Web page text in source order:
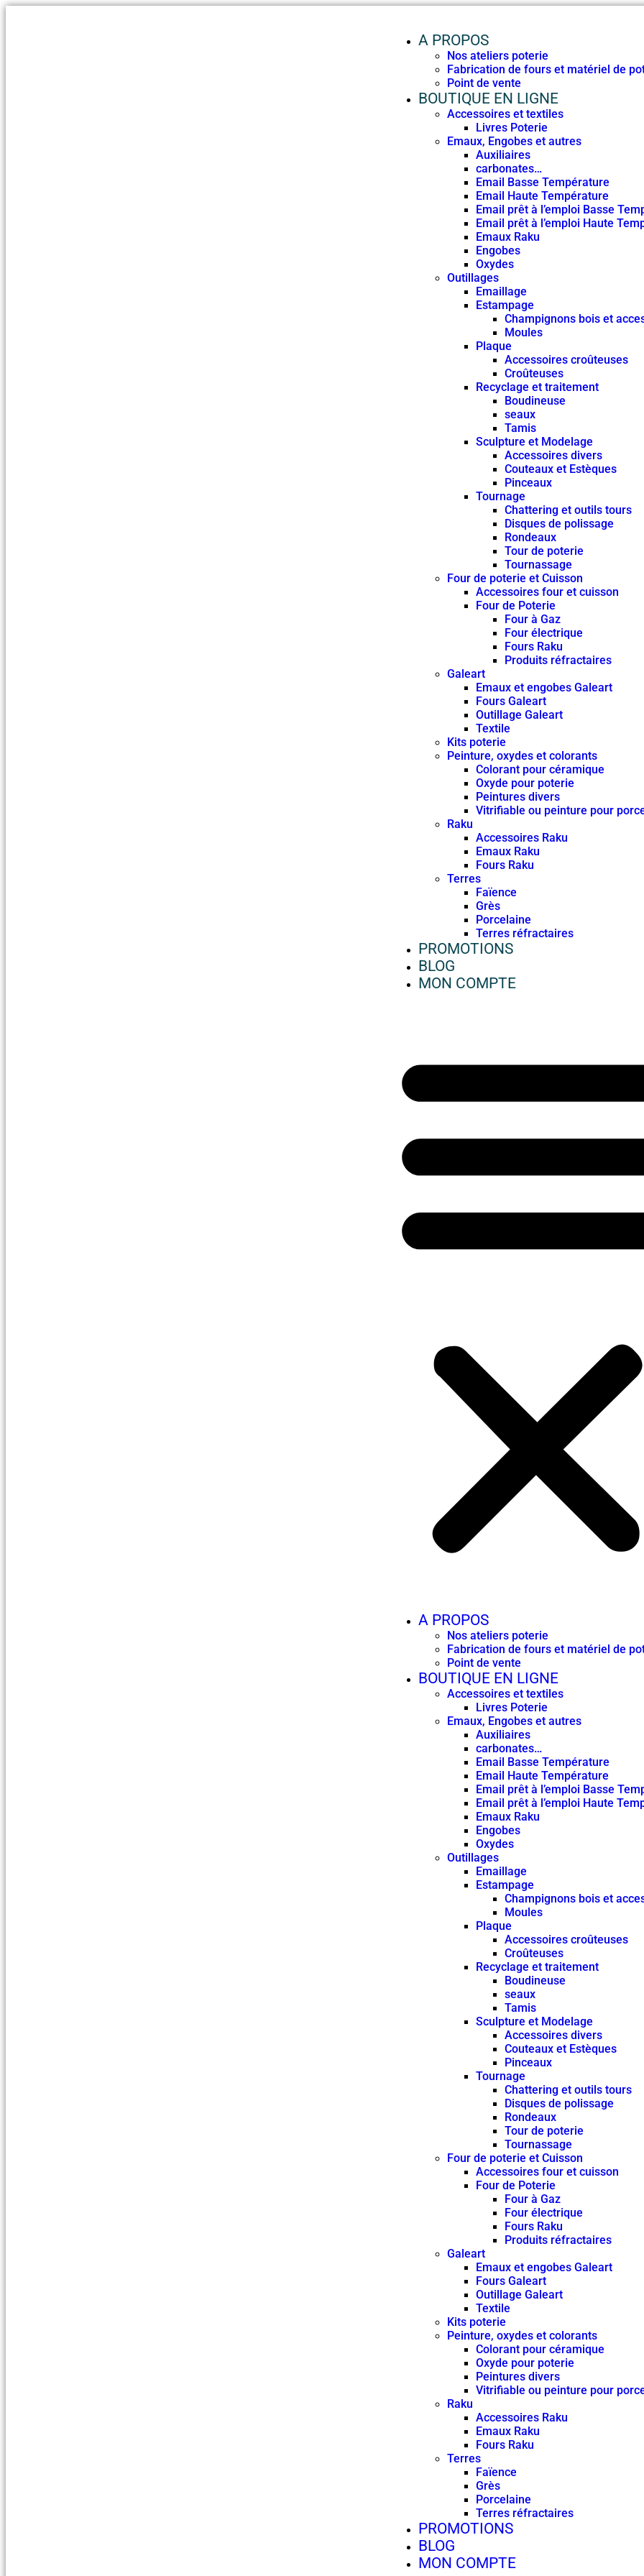
A PROPOS
Nos ateliers poterie
Fabrication de fours et matériel de
Point de vente
BOUTIQUE EN LIGNE
Accessoires et textiles
Livres Poterie
Emaux, Engobes et autres
Auxiliaires
carbonates…
Email Basse Température
Email Haute Température
Email prêt à l’emploi Basse
Email prêt à l’emploi Haute
Emaux Raku
Engobes
Oxydes
Outillages
Emaillage
Estampage
Champignons bois et
Moules
Plaque
Accessoires croûteuses
Croûteuses
Recyclage et traitement
Boudineuse
seaux
Tamis
Sculpture et Modelage
Accessoires divers
Couteaux et Estèques
Pinceaux
Tournage
Chattering et outils tours
Disques de polissage
Rondeaux
Tour de poterie
Tournassage
Four de poterie et Cuisson
Accessoires four et cuisson
Four de Poterie
Four à Gaz
Four électrique
Fours Raku
Produits réfractaires
Galeart
Emaux et engobes Galeart
Fours Galeart
Outillage Galeart
Textile
Kits poterie
Peinture, oxydes et colorants
Colorant pour céramique
Oxyde pour poterie
Peintures divers
Vitrifiable ou peinture pour
Raku
Accessoires Raku
Emaux Raku
Fours Raku
Terres
Faïence
Grès
Porcelaine
Terres réfractaires
PROMOTIONS
BLOG
MON COMPTE
A PROPOS
Nos ateliers poterie
Fabrication de fours et matériel de
Point de vente
BOUTIQUE EN LIGNE
Accessoires et textiles
Livres Poterie
Emaux, Engobes et autres
Auxiliaires
carbonates…
Email Basse Température
Email Haute Température
Email prêt à l’emploi Basse
Email prêt à l’emploi Haute
Emaux Raku
Engobes
Oxydes
Outillages
Emaillage
Estampage
Champignons bois et
Moules
Plaque
Accessoires croûteuses
Croûteuses
Recyclage et traitement
Boudineuse
seaux
Tamis
Sculpture et Modelage
Accessoires divers
Couteaux et Estèques
Pinceaux
Tournage
Chattering et outils tours
Disques de polissage
Rondeaux
Tour de poterie
Tournassage
Four de poterie et Cuisson
Accessoires four et cuisson
Four de Poterie
Four à Gaz
Four électrique
Fours Raku
Produits réfractaires
Galeart
Emaux et engobes Galeart
Fours Galeart
Outillage Galeart
Textile
Kits poterie
Peinture, oxydes et colorants
Colorant pour céramique
Oxyde pour poterie
Peintures divers
Vitrifiable ou peinture pour
Raku
Accessoires Raku
Emaux Raku
Fours Raku
Terres
Faïence
Grès
Porcelaine
Terres réfractaires
PROMOTIONS
BLOG
MON COMPTE